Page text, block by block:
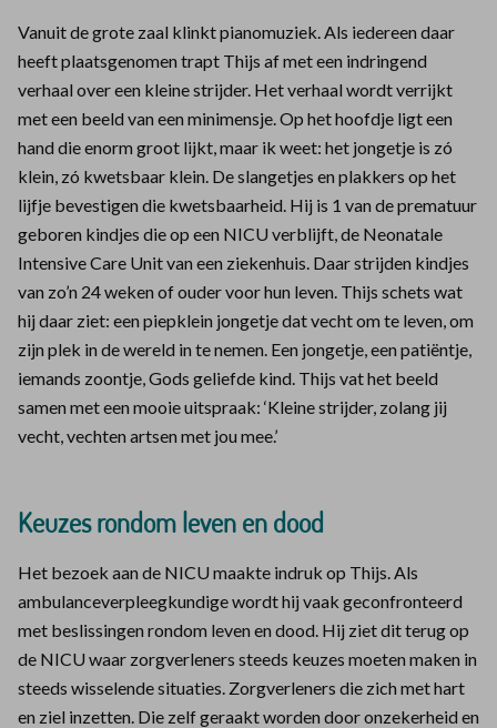
Vanuit de grote zaal klinkt pianomuziek. Als iedereen daar
heeft plaatsgenomen trapt Thijs af met een indringend
verhaal over een kleine strijder. Het verhaal wordt verrijkt
met een beeld van een minimensje. Op het hoofdje ligt een
hand die enorm groot lijkt, maar ik weet: het jongetje is zó
klein, zó kwetsbaar klein. De slangetjes en plakkers op het
lijfje bevestigen die kwetsbaarheid. Hij is 1 van de prematuur
geboren kindjes die op een NICU verblijft, de Neonatale
Intensive Care Unit van een ziekenhuis. Daar strijden kindjes
van zo’n 24 weken of ouder voor hun leven. Thijs schets wat
hij daar ziet: een piepklein jongetje dat vecht om te leven, om
zijn plek in de wereld in te nemen. Een jongetje, een patiëntje,
iemands zoontje, Gods geliefde kind. Thijs vat het beeld
samen met een mooie uitspraak: ‘Kleine strijder, zolang jij
vecht, vechten artsen met jou mee.’
Keuzes rondom leven en dood
Het bezoek aan de NICU maakte indruk op Thijs. Als
ambulanceverpleegkundige wordt hij vaak geconfronteerd
met beslissingen rondom leven en dood. Hij ziet dit terug op
de NICU waar zorgverleners steeds keuzes moeten maken in
steeds wisselende situaties. Zorgverleners die zich met hart
en ziel inzetten. Die zelf geraakt worden door onzekerheid en